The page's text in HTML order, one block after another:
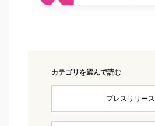
カテゴリを選んで読む
プレスリリース